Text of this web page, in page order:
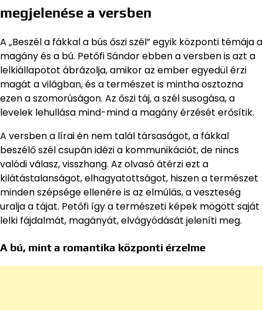
megjelenése a versben
A „Beszél a fákkal a bús őszi szél” egyik központi témája a
magány és a bú. Petőfi Sándor ebben a versben is azt a
lelkiállapotot ábrázolja, amikor az ember egyedül érzi
magát a világban, és a természet is mintha osztozna
ezen a szomorúságon. Az őszi táj, a szél susogása, a
levelek lehullása mind-mind a magány érzését erősítik.
A versben a lírai én nem talál társaságot, a fákkal
beszélő szél csupán idézi a kommunikációt, de nincs
valódi válasz, visszhang. Az olvasó átérzi ezt a
kilátástalanságot, elhagyatottságot, hiszen a természet
minden szépsége ellenére is az elmúlás, a veszteség
uralja a tájat. Petőfi így a természeti képek mögött saját
lelki fájdalmát, magányát, elvágyódását jeleníti meg.
A bú, mint a romantika központi érzelme